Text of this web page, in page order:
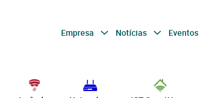
Empresa Notícias Eventos